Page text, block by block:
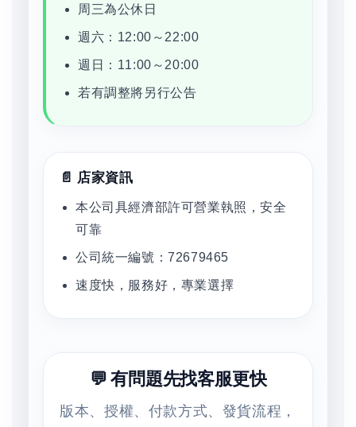
周三為公休日
週六：12:00～22:00
週日：11:00～20:00
若有調整將另行公告
📄 店家資訊
本公司具經濟部許可營業執照，安全
可靠
公司統一編號：72679465
速度快，服務好，專業選擇
💬 有問題先找客服更快
版本、授權、付款方式、發貨流程，